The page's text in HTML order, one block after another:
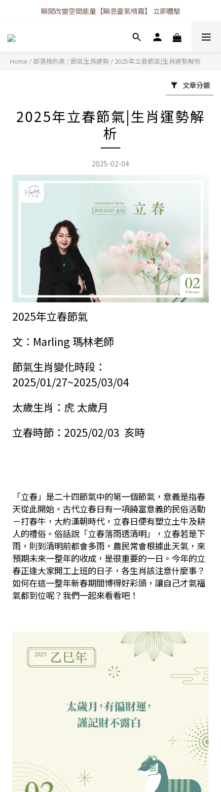
瞬間改變空間能量【瞬息靈氣噴霧】 立即體驗
Home / 部落格列表 / 節氣生肖運勢 / 2025年立春節氣|生肖運勢解析
文章分類
2025年立春節氣|生肖運勢解
析
2025-02-04
2025年立春節氣
文： Marling 瑪林老師
節氣生肖變化時段：
2025/01/27~2025/03/04
太歲生肖：虎 太歲月
立春時節： 2025/02/03 亥時
「立春」是二十四節氣中的第一個節氣，意義是指春
天從此開始。古代立春日有一項饒富意義的民俗活動
－打春牛，大約漢朝時代，立春日便有塑立土牛及耕
人的禮俗。俗話說「立春落雨透清明」，立春若是下
雨，則到清明前都會多雨，農民常會根據此天氣，來
預期未來一整年的收成，是很重要的一日。今年的立
春正逢大家開工上班的日子，各生肖該注意什麼事？
如何在這一整年新春期間博得好彩頭，讓自己才氣福
氣都到位呢？我們一起來看看吧！